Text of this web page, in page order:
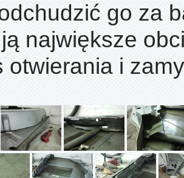
go za
największe
otwierania i